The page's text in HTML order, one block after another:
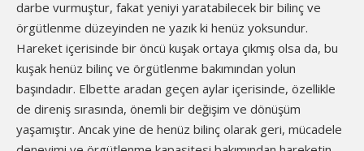
darbe vurmuştur, fakat yeniyi yaratabilecek bir bilinç ve
örgütlenme düzeyinden ne yazık ki henüz yoksundur.
Hareket içerisinde bir öncü kuşak ortaya çıkmış olsa da, bu
kuşak henüz bilinç ve örgütlenme bakımından yolun
başındadır. Elbette aradan geçen aylar içerisinde, özellikle
de direniş sırasında, önemli bir değişim ve dönüşüm
yaşamıştır. Ancak yine de henüz bilinç olarak geri, mücadele